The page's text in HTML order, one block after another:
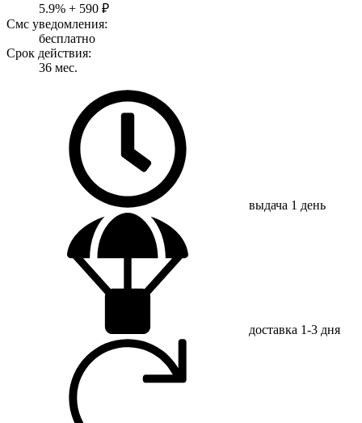
5.9% + 590 ₽
Смс уведомления:
бесплатно
Срок действия:
36 мес.
выдача 1 день
доставка 1-3 дня